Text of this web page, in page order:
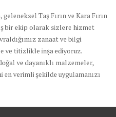
Taş Fırın ve Kara Fırın
bir ekip olarak sizlere hizmet
zanaat ve bilgi
ve titizlikle inşa ediyoruz.
ve dayanıklı malzemeler,
verimli şekilde uygulamanızı